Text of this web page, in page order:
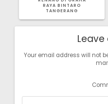
RAYA BINTARO
TANGERANG
Leave
Your email address will not